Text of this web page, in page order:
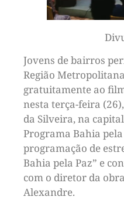
Jovens de bairros
Região
gratuitamente ao
nesta terça-feira
da Silveira, na
Programa Bahia
programação de
Bahia pela Paz” e
com o diretor da
Alexandre.